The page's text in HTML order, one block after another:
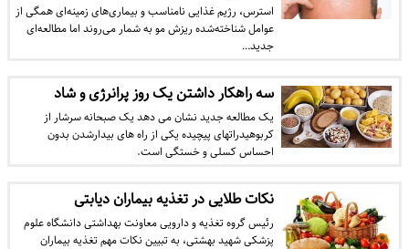
استرس، رژیم غذایی نامناسب و بیماری‌های زمینه‌ای همگی از
عوامل شناخته‌شده ریزش مو به شمار می‌روند اما مطالعه‌ای
جدید…
سه راهکار داشتن یک روز پرانرژی و شاد
یک مطالعه جدید نشان می دهد یک صبحانه سرشار از
کربوهیدراتهای پیچیده یکی از راه های بیدارشدن بدون
احساس کسلی و خستگی است.
نکات طلایی در تغذیه بیماران دیابتی
رئیس گروه تغذیه و دارویی معاونت بهداشتی دانشگاه علوم
پزشکی شهید بهشتی، به تبیین نکات مهم تغذیه بیماران